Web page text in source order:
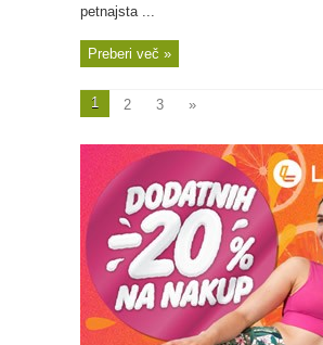
petnajsta ...
Preberi več »
1 2 3 »